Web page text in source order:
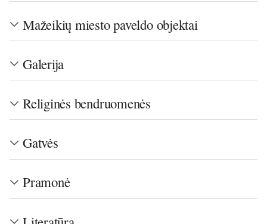
Mažeikių miesto paveldo objektai
Galerija
Religinės bendruomenės
Gatvės
Pramonė